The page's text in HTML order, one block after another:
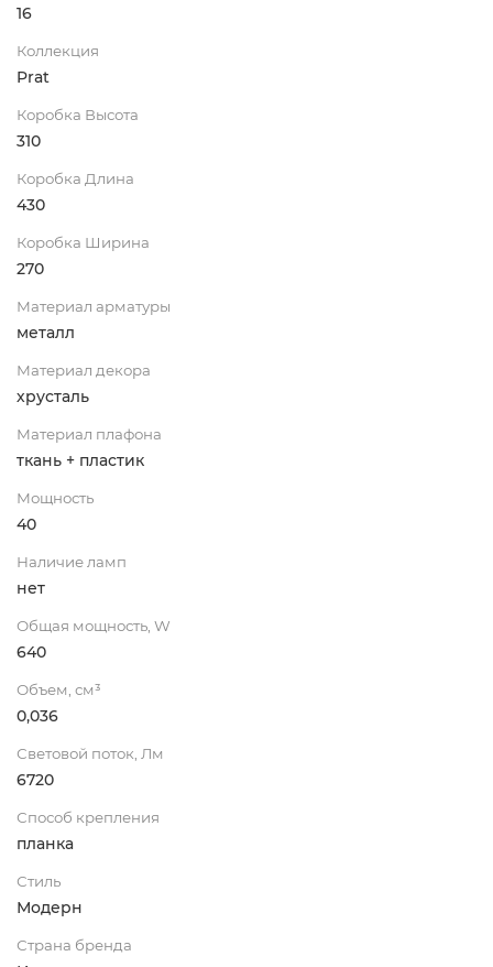
16
Коллекция
Prat
Коробка Высота
310
Коробка Длина
430
Коробка Ширина
270
Материал арматуры
металл
Материал декора
хрусталь
Материал плафона
ткань + пластик
Мощность
40
Наличие ламп
нет
Общая мощность, W
640
Объем, см³
0,036
Световой поток, Лм
6720
Способ крепления
планка
Стиль
Модерн
Страна бренда